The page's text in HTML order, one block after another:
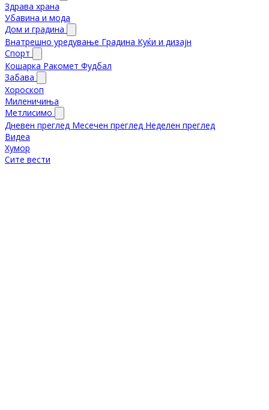
Здрава храна
Убавина и мода
Дом и градина
Внатрешно уредување Градина Куќи и дизајн
Спорт
Кошарка Ракомет Фудбал
Забава
Хороскоп
Миленичиња
Метлисимо
Дневен преглед Месечен преглед Неделен преглед
Видеа
Хумор
Сите вести